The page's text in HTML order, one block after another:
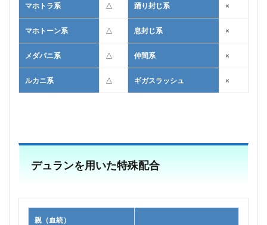
マホトラ系 △ 踊り封じ系 ×
マホトーン系 △ 息封じ系 ×
メダパニ系 △ 仲間系 ×
ルカニ系 △ ギガスラッシュ ×
デュランを用いた特殊配合
親（血統）